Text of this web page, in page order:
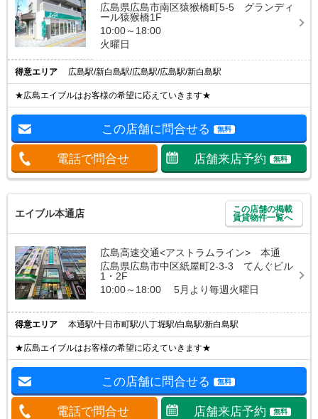
広島県広島市南区猿猴橋町5-5 グランディ
ール猿猴橋1F
10:00～18:00
火曜日
得意エリア 広島駅/新白島駅/広島駅/広島駅/新白島駅
★広島エイブルはお客様の希望に応えていきます★
この店舗に問合せる 無料
電話で問合せ 店舗来店予約 無料
エイブル本通店
この店舗の掲載
賃貸物件一覧へ
広島高速交通<アストラムライン> 本通
広島県広島市中区紙屋町2-3-3 てんぐビル
1・2F
10:00～18:00 5月より毎週火曜日
得意エリア 本通駅/十日市町駅/八丁堀駅/白島駅/新白島駅
★広島エイブルはお客様の希望に応えていきます★
この店舗に問合せる 無料
電話で問合せ 店舗来店予約 無料